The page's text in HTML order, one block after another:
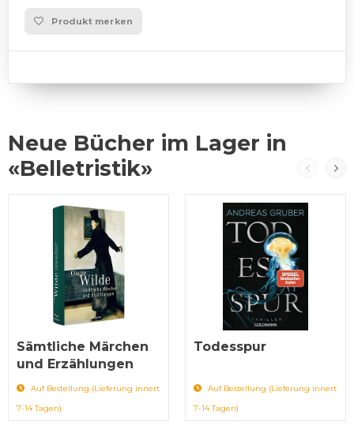
Produkt merken
Neue Bücher im Lager in
«Belletristik»
Sämtliche Märchen
und Erzählungen
Auf Bestellung (Lieferung innert
7-14 Tagen)
Todesspur
Auf Bestellung (Lieferung innert
7-14 Tagen)